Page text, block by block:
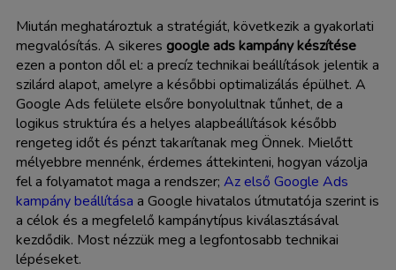
Miután meghatároztuk a stratégiát, következik a gyakorlati
megvalósítás. A sikeres google ads kampány készítése
ezen a ponton dől el: a precíz technikai beállítások jelentik a
szilárd alapot, amelyre a későbbi optimalizálás épülhet. A
Google Ads felülete elsőre bonyolultnak tűnhet, de a
logikus struktúra és a helyes alapbeállítások később
rengeteg időt és pénzt takarítanak meg Önnek. Mielőtt
mélyebbre mennénk, érdemes áttekinteni, hogyan vázolja
fel a folyamatot maga a rendszer; Az első Google Ads
kampány beállítása a Google hivatalos útmutatója szerint is
a célok és a megfelelő kampánytípus kiválasztásával
kezdődik. Most nézzük meg a legfontosabb technikai
lépéseket.